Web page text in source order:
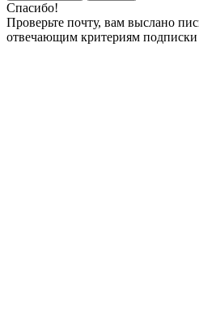
Спасибо!
Проверьте почту, вам выслано
отвечающим критериям подписки